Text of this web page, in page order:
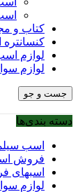
کتاب و
لوازم
لوازم
جست و جو
دسته بندی‌ها
اسب
فروش
اسبهای
لوازم